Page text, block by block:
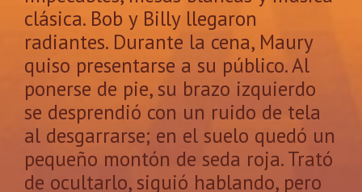
clásica. Bob y Billy llegaron
radiantes. Durante la cena, Maury
quiso presentarse a su público. Al
ponerse de pie, su brazo izquierdo
se desprendió con un ruido de tela
al desgarrarse; en el suelo quedó un
pequeño montón de seda roja. Trató
de ocultarlo, siguió hablando, pero